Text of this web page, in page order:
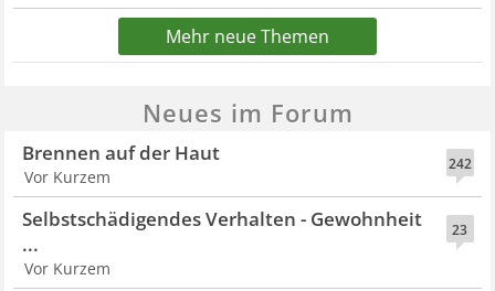
Mehr neue Themen
Neues im Forum
242
Brennen auf der Haut
Vor Kurzem
23
Selbstschädigendes Verhalten - Gewohnheit
...
Vor Kurzem